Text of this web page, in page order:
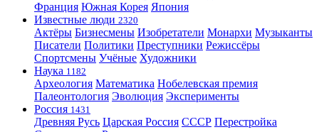
Франция Южная Корея Япония
Известные люди 2320
Актёры Бизнесмены Изобретатели Монархи Музыканты
Писатели Политики Преступники Режиссёры
Спортсмены Учёные Художники
Наука 1182
Археология Математика Нобелевская премия
Палеонтология Эволюция Эксперименты
Россия 1431
Древняя Русь Царская Россия СССР Перестройка